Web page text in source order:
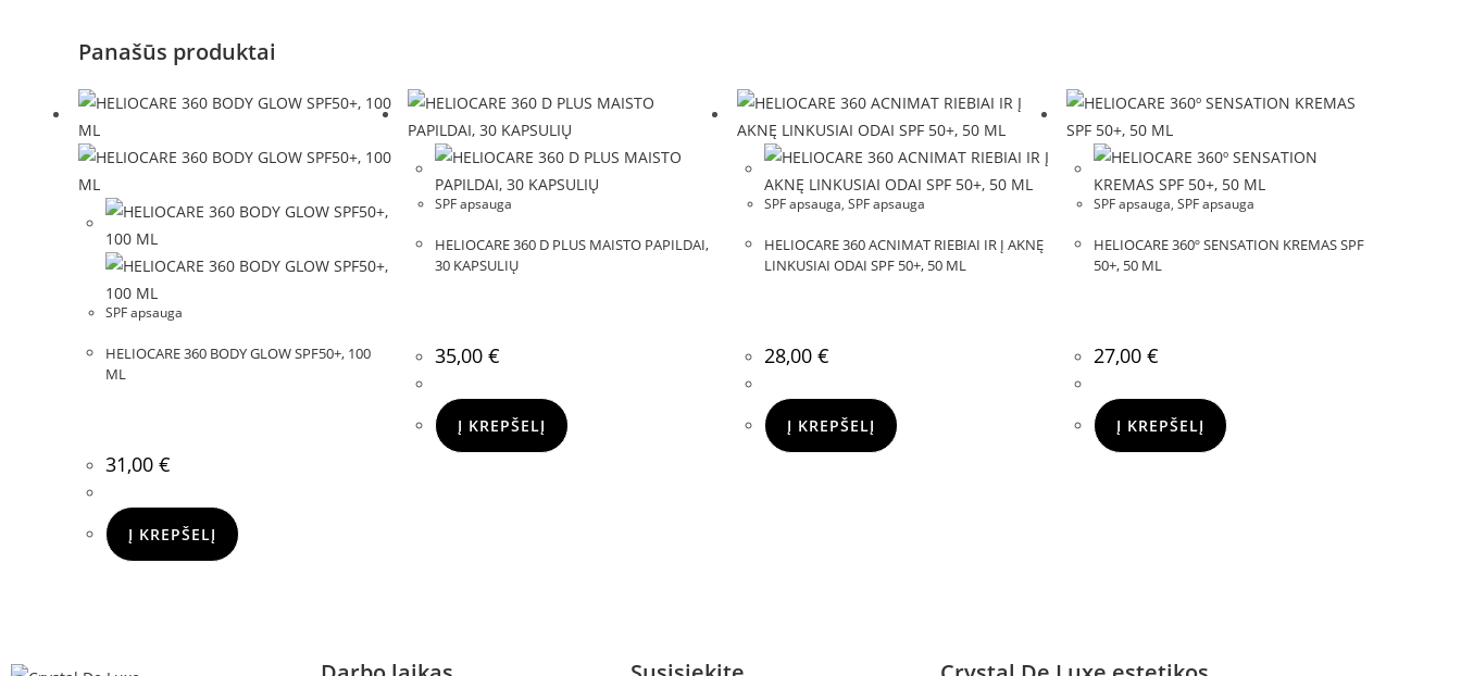
Panašūs produktai
SPF apsauga
HELIOCARE 360 BODY GLOW SPF50+, 100
ML
31,00 €
Į KREPŠELĮ
SPF apsauga
HELIOCARE 360 D PLUS MAISTO PAPILDAI,
30 KAPSULIŲ
35,00€
Į KREPŠELĮ
SPF apsauga,SPF apsauga
HELIOCARE 360 ACNIMAT RIEBIAI IR Į AKNĘ
LINKUSIAI ODAI SPF 50+, 50 ML
28,00€
Į KREPŠELĮ
SPF apsauga,SPF apsauga
HELIOCARE 360º SENSATION KREMAS SPF
50+, 50 ML
27,00€
Į KREPŠELĮ